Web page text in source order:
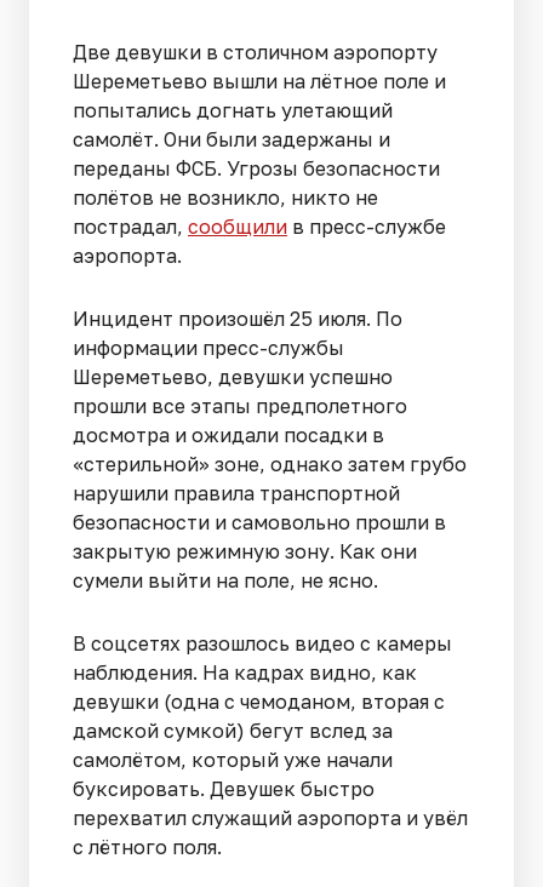
Две девушки в столичном аэропорту
Шереметьево вышли на лётное поле и
попытались догнать улетающий
самолёт. Они были задержаны и
переданы ФСБ. Угрозы безопасности
полётов не возникло, никто не
пострадал, сообщили в пресс-службе
аэропорта.
Инцидент произошёл 25 июля. По
информации пресс-службы
Шереметьево, девушки успешно
прошли все этапы предполетного
досмотра и ожидали посадки в
«стерильной» зоне, однако затем грубо
нарушили правила транспортной
безопасности и самовольно прошли в
закрытую режимную зону. Как они
сумели выйти на поле, не ясно.
В соцсетях разошлось видео с камеры
наблюдения. На кадрах видно, как
девушки (одна с чемоданом, вторая с
дамской сумкой) бегут вслед за
самолётом, который уже начали
буксировать. Девушек быстро
перехватил служащий аэропорта и увёл
с лётного поля.